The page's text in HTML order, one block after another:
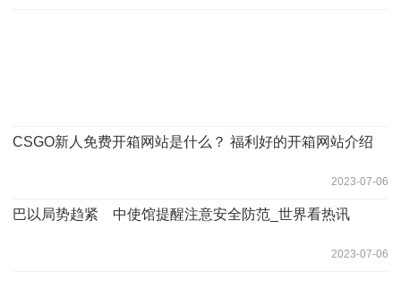
CSGO新人免费开箱网站是什么？ 福利好的开箱网站介绍
2023-07-06
巴以局势趋紧 中使馆提醒注意安全防范_世界看热讯
2023-07-06